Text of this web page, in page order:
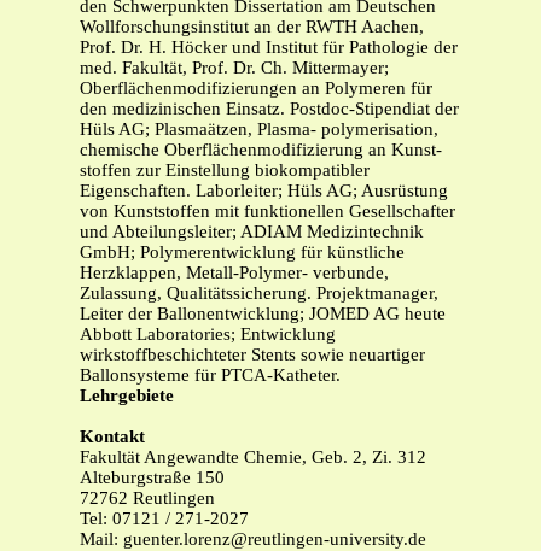
den Schwerpunkten Dissertation am Deutschen
Wollforschungsinstitut an der RWTH Aachen,
Prof. Dr. H. Höcker und Institut für Pathologie der
med. Fakultät, Prof. Dr. Ch. Mittermayer;
Oberflächenmodifizierungen an Polymeren für
den medizinischen Einsatz. Postdoc-Stipendiat der
Hüls AG; Plasmaätzen, Plasma- polymerisation,
chemische Oberflächenmodifizierung an Kunst-
stoffen zur Einstellung biokompatibler
Eigenschaften. Laborleiter; Hüls AG; Ausrüstung
von Kunststoffen mit funktionellen Gesellschafter
und Abteilungsleiter; ADIAM Medizintechnik
GmbH; Polymerentwicklung für künstliche
Herzklappen, Metall-Polymer- verbunde,
Zulassung, Qualitätssicherung. Projektmanager,
Leiter der Ballonentwicklung; JOMED AG heute
Abbott Laboratories; Entwicklung
wirkstoffbeschichteter Stents sowie neuartiger
Ballonsysteme für PTCA-Katheter.
Lehrgebiete
Kontakt
Fakultät Angewandte Chemie, Geb. 2, Zi. 312
Alteburgstraße 150
72762 Reutlingen
Tel: 07121 / 271-2027
Mail: guenter.lorenz@reutlingen-university.de